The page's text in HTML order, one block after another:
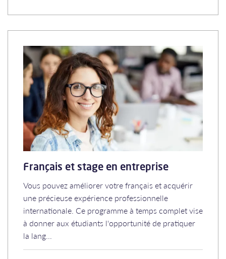
Français et stage en entreprise
Vous pouvez améliorer votre français et acquérir
une précieuse expérience professionnelle
internationale. Ce programme à temps complet vise
à donner aux étudiants l'opportunité de pratiquer
la lang...